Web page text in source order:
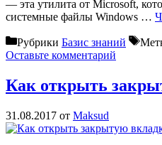
— эта утилита от Microsoft,
системные файлы Windows …
Рубрики Базис знаний
Оставьте комментарий
Как открыть
31.08.2017 от Maksud